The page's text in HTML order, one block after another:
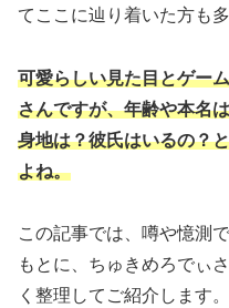
てここに辿り着いた方も
可愛らしい見た目とゲー
さんですが、年齢や本名
身地は？彼氏はいるの？
よね。
この記事では、噂や憶測
もとに、ちゅきめろでぃ
く整理してご紹介します。